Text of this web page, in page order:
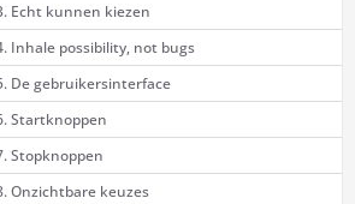
Echt kunnen kiezen
Inhale possibility, not bugs
De gebruikersinterface
Startknoppen
Stopknoppen
Onzichtbare keuzes